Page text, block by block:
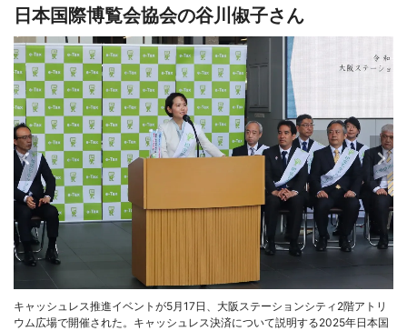
日本国際博覧会協会の谷川俶子さん
キャッシュレス推進イベントが5月17日、大阪ステーションシティ2階アトリ
ウム広場で開催された。キャッシュレス決済について説明する2025年日本国